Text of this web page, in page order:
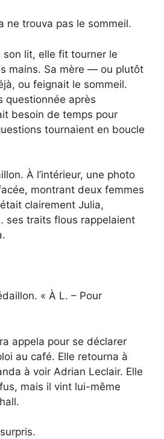
ne trouva pas le sommeil.
lit, elle fit tourner le
mains. Sa mère — ou plutôt
ou feignait le sommeil.
questionnée après
besoin de temps pour
tournaient en boucle
À l’intérieur, une photo
montrant deux femmes
clairement Julia,
ses traits flous rappelaient
« À L. – Pour
appela pour se déclarer
au café. Elle retourna à
à voir Adrian Leclair. Elle
mais il vint lui-même